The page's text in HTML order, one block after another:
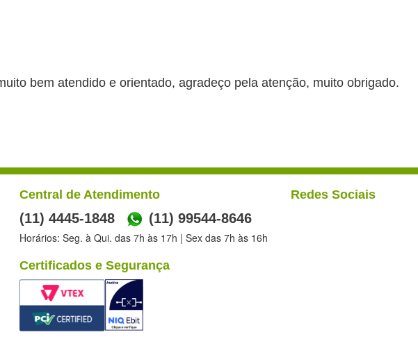
bem atendido e orientado, agradeço pela atenção, muito obrigado.
Central de Atendimento
(11) 4445-1848 (11) 99544-8646
Horários: Seg. à Qui. das 7h às 17h | Sex das 7h às 16h
Certificados e Segurança
Redes Sociais